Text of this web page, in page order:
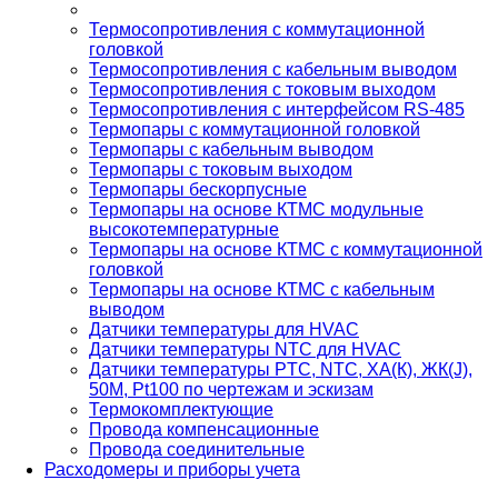
Термосопротивления с коммутационной
головкой
Термосопротивления с кабельным выводом
Термосопротивления с токовым выходом
Термосопротивления с интерфейсом RS-485
Термопары с коммутационной головкой
Термопары с кабельным выводом
Термопары с токовым выходом
Термопары бескорпусные
Термопары на основе КТМС модульные
высокотемпературные
Термопары на основе КТМС с коммутационной
головкой
Термопары на основе КТМС с кабельным
выводом
Датчики температуры для HVAC
Датчики температуры NTC для HVAC
Датчики температуры PTС, NTC, ХА(К), ЖК(J),
50М, Pt100 по чертежам и эскизам
Термокомплектующие
Провода компенсационные
Провода соединительные
Расходомеры и приборы учета